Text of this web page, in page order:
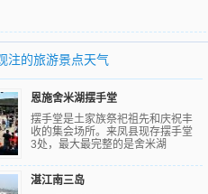
注的旅游景点天气
恩施舍米湖摆手堂
摆手堂是土家族祭祀祖先和庆祝丰
收的集会场所。来凤县现存摆手堂
3处，最大最完整的是舍米湖
湛江南三岛